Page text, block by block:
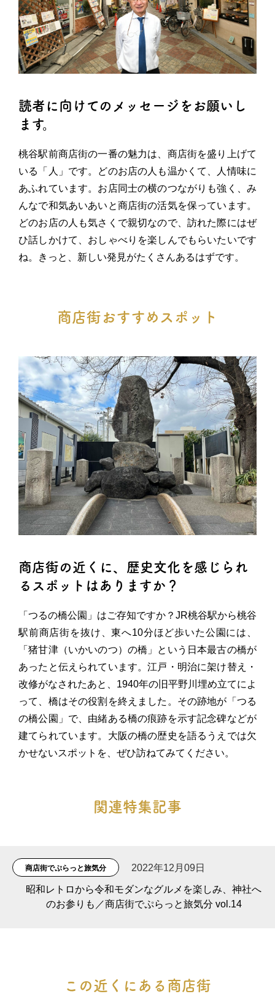
読者に向けてのメッセージをお願いし
ます。
桃谷駅前商店街の一番の魅力は、商店街を盛り上げて
いる「人」です。どのお店の人も温かくて、人情味に
あふれています。お店同士の横のつながりも強く、み
んなで和気あいあいと商店街の活気を保っています。
どのお店の人も気さくで親切なので、訪れた際にはぜ
ひ話しかけて、おしゃべりを楽しんでもらいたいです
ね。きっと、新しい発見がたくさんあるはずです。
商店街おすすめスポット
商店街の近くに、歴史文化を感じられ
るスポットはありますか？
「つるの橋公園」はご存知ですか？JR桃谷駅から桃谷
駅前商店街を抜け、東へ10分ほど歩いた公園には、
「猪甘津（いかいのつ）の橋」という日本最古の橋が
あったと伝えられています。江戸・明治に架け替え・
改修がなされたあと、1940年の旧平野川埋め立てによ
って、橋はその役割を終えました。その跡地が「つる
の橋公園」で、由緒ある橋の痕跡を示す記念碑などが
建てられています。大阪の橋の歴史を語るうえでは欠
かせないスポットを、ぜひ訪ねてみてください。
関連特集記事
商店街でぷらっと旅気分 2022年12月09日
昭和レトロから令和モダンなグルメを楽しみ、神社へ
のお参りも／商店街でぷらっと旅気分 vol.14
この近くにある商店街